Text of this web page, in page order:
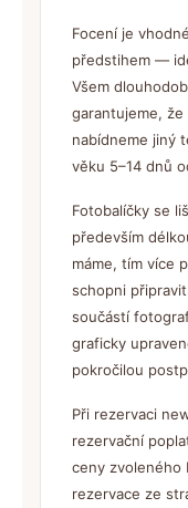
Focení je
předstihem —
Všem
garantujeme,
nabídneme jiný
věku 5–14 dnů
Fotobalíčky se
především
máme, tím více
schopni
součástí
graficky
pokročilou
Při rezervaci
rezervační
ceny zvoleného
rezervace ze